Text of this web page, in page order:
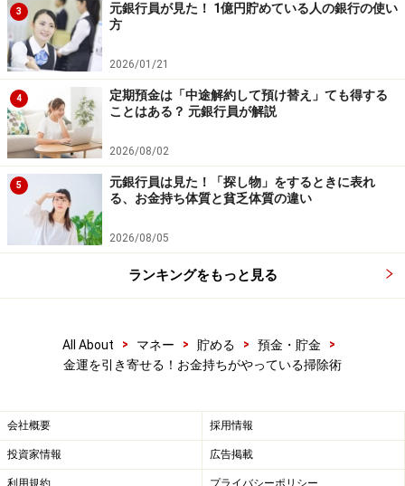
【編集部からのお知らせ】
・「家計」について、
中です！
※抽選で20名にAmazonギフト券1000円分プレゼント
※謝礼付きの限定アンケートやモニター企画に参加が可能に
なります
3
元銀行員が見た！ 1億円貯めている人の銀行の使い
方
2026/01/21
4
定期預金は「中途解約して預け替え」ても得する
ことはある？ 元銀行員が解説
2026/08/02
5
元銀行員は見た！「探し物」をするときに表れ
る、お金持ち体質と貧乏体質の違い
2026/08/05
ランキングをもっと見る
All About > マネー > 貯める > 預金・貯金
>
金運を引き寄せる！お金持ちがやっている掃除術
会社概要 採用情報
投資家情報 広告掲載